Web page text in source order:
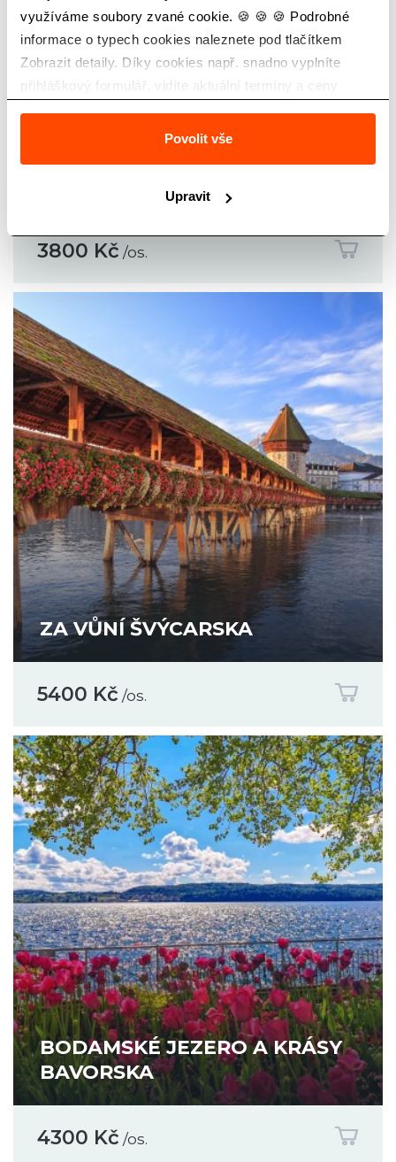
využíváme soubory zvané cookie. 🍪 🍪 🍪 Podrobné
informace o typech cookies naleznete pod tlačítkem
Zobrazit detaily. Díky cookies např. snadno vyplníte
přihláškový formulář, vidíte aktuální termíny a ceny
Povolit vše
Upravit
KRÁSY BAVORSKA
3800 Kč /os.
ZA VŮNÍ ŠVÝCARSKA
5400 Kč /os.
BODAMSKÉ JEZERO A KRÁSY
BAVORSKA
4300 Kč /os.